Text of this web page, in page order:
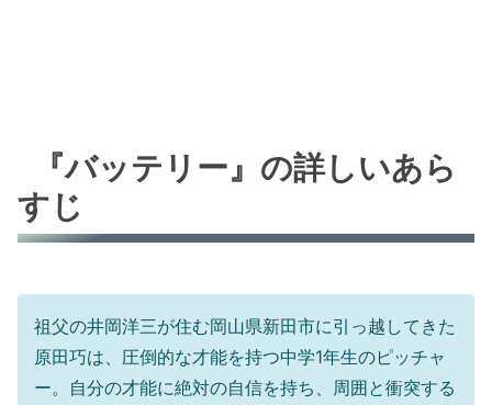
『バッテリー』の詳しいあら
すじ
祖父の井岡洋三が住む岡山県新田市に引っ越してきた
原田巧は、圧倒的な才能を持つ中学1年生のピッチャ
ー。自分の才能に絶対の自信を持ち、周囲と衝突する